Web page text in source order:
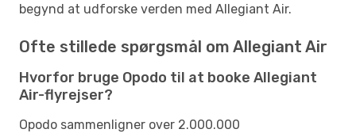
begynd at udforske verden med Allegiant Air.
Ofte stillede spørgsmål om Allegiant Air
Hvorfor bruge Opodo til at booke Allegiant
Air-flyrejser?
Opodo sammenligner over 2.000.000